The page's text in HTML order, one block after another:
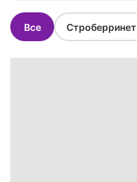
Все Строберринет